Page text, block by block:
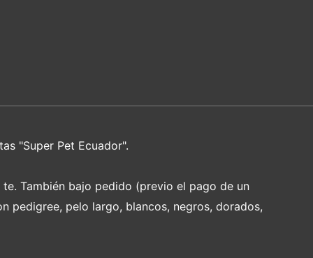
"Super Pet Ecuador".
También bajo pedido (previo el pago de un
pedigree, pelo largo, blancos, negros, dorados,